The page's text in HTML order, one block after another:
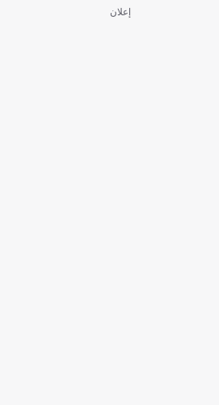
إعلان